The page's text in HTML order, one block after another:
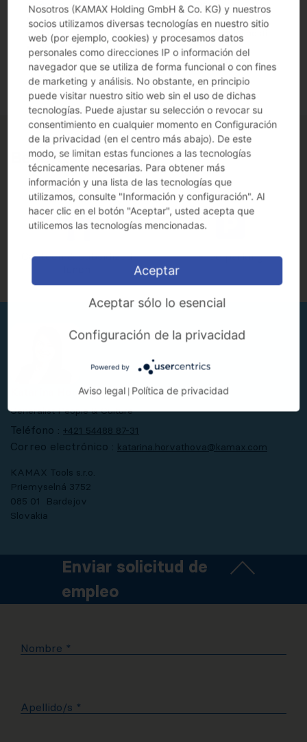
Bonus za odporučenie kandidáta 500€
Stravovanie priamo v spoločnosti za 1,30 €
Zaškolenie a ďalšie vzdelávanie v rámci spoločnosti
Bonus za zlepšovacie nápady
Práca v Bardejove v medzinárodnej strojárskej
spoločnosti
Benefits
Canteen & subsidized
Free parking
Katarína Horváthová
Generalist People & Culture
Teléfono : +421 54488 87-31
Correo electrónico : katarina.horvathova@kamax.com
KAMAX Tools s.r.o.
Priemyselná 3752
085 01 Bardejov
Slovakia
Enviar solicitud de
empleo
Nombre *
Apellido/s *
Nosotros (KAMAX Holding GmbH & Co. KG) y nuestros
socios utilizamos diversas tecnologías en nuestro sitio
web (por ejemplo, cookies) y procesamos datos
personales como direcciones IP o información del
navegador que se utiliza de forma funcional o con fines
de marketing y análisis. No obstante, en principio
puede visitar nuestro sitio web sin el uso de dichas
tecnologías. Puede ajustar su selección o revocar su
consentimiento en cualquier momento en Configuración
de la privacidad (en el centro más abajo). De este
modo, se limitan estas funciones a las tecnologías
técnicamente necesarias. Para obtener más
información y una lista de las tecnologías que
utilizamos, consulte "Información y configuración". Al
hacer clic en el botón "Aceptar", usted acepta que
utilicemos las tecnologías mencionadas.
Aceptar
Aceptar sólo lo esencial
Configuración de la privacidad
Powered by
Aviso legal Política de privacidad